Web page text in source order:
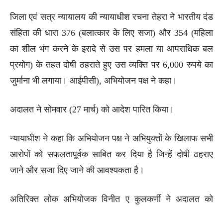
जिला एवं सत्र न्यायालय की न्यायाधीश रचना तेहरा ने भारतीय दंड
संहिता की धारा 376 (बलात्कार के लिए सजा) और 354 (महिला
का शील भंग करने के इरादे से उस पर हमला या आपराधिक बल
प्रयोग) के तहत दोषी ठहराते हुए उस व्यक्ति पर 6,000 रुपये का
जुर्माना भी लगाया। आईपीसी), अभियोजन पक्ष ने कहा।
अदालत ने सोमवार (27 मार्च) को आदेश पारित किया।
न्यायाधीश ने कहा कि अभियोजन पक्ष ने अभियुक्तों के खिलाफ सभी
आरोपों को सफलतापूर्वक साबित कर दिया है जिन्हें दोषी ठहराए
जाने और सजा दिए जाने की आवश्यकता है।
अतिरिक्त लोक अभियोजक विनीत ए कुलकर्णी ने अदालत को